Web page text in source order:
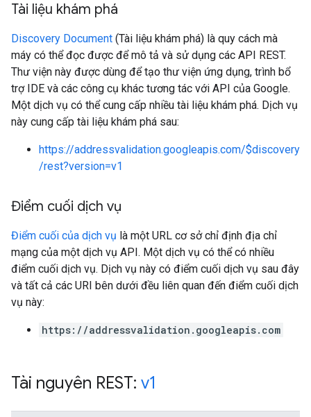
Tài liệu khám phá
Discovery Document (Tài liệu khám phá) là quy cách mà
máy có thể đọc được để mô tả và sử dụng các API REST.
Thư viện này được dùng để tạo thư viện ứng dụng, trình bổ
trợ IDE và các công cụ khác tương tác với API của Google.
Một dịch vụ có thể cung cấp nhiều tài liệu khám phá. Dịch vụ
này cung cấp tài liệu khám phá sau:
https://addressvalidation.googleapis.com/$discovery
/rest?version=v1
Điểm cuối dịch vụ
Điểm cuối của dịch vụ là một URL cơ sở chỉ định địa chỉ
mạng của một dịch vụ API. Một dịch vụ có thể có nhiều
điểm cuối dịch vụ. Dịch vụ này có điểm cuối dịch vụ sau đây
và tất cả các URI bên dưới đều liên quan đến điểm cuối dịch
vụ này:
https://addressvalidation.googleapis.com
Tài nguyên REST: v1